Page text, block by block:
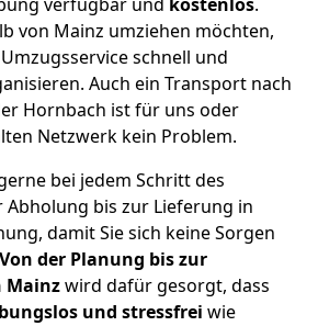
von Mainz umziehen möchten,
schnell und
Auch ein Transport nach
Hornbach ist für uns oder
Netzwerk kein Problem.
bei jedem Schritt des
Abholung bis zur Lieferung in
damit Sie sich keine Sorgen
Von der Planung bis zur
Mainzwird dafür gesorgt, dass
und stressfrei wie